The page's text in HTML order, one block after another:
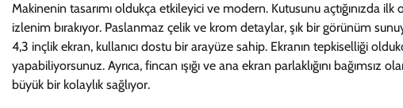
Makinenin tasarımı oldukça etkileyici ve modern. Kutusunu açtığınızda
izlenim bırakıyor. Paslanmaz çelik ve krom detaylar, şık bir görünüm
4,3 inçlik ekran, kullanıcı dostu bir arayüze sahip. Ekranın tepkiselliği
yapabiliyorsunuz. Ayrıca, fincan ışığı ve ana ekran parlaklığını
büyük bir kolaylık sağlıyor.